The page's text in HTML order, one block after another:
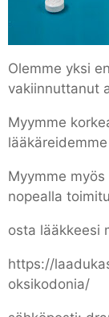
Olemme yksi
vakiinnuttanut
Myymme
Myymme
nopealla
osta lääkkeesi
https://
oksikodonia/